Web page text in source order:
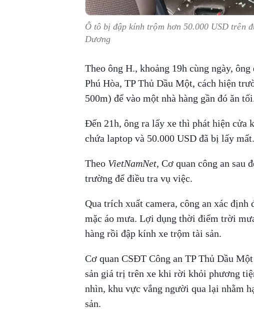
Ô tô bị đập kính trộm hơn 50.000 USD trên
Dương
Theo ông H., khoảng 19h cùng ngày,
Phú Hòa, TP Thủ Dầu Một, cách hiện
500m) để vào một nhà hàng gần đó ăn
Đến 21h, ông ra lấy xe thì phát hiện cửa
chứa laptop và 50.000 USD đã bị lấy mất.
Theo VietNamNet, Cơ quan công an sau
trường để điều tra vụ việc.
Qua trích xuất camera, công an xác
mặc áo mưa. Lợi dụng thời điểm trời
hàng rồi đập kính xe trộm tài sản.
Cơ quan CSĐT Công an TP Thủ Dầu
sản giá trị trên xe khi rời khỏi phương
nhìn, khu vực vắng người qua lại nhằm
sản.